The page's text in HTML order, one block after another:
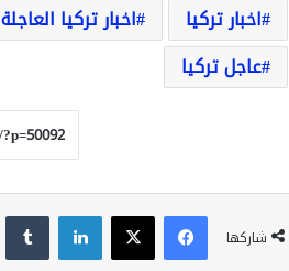
اخبار تركيا
اخبار تركيا العاجلة
عاجل تركيا
شاركها
فيسبوك‫X لينكدإن